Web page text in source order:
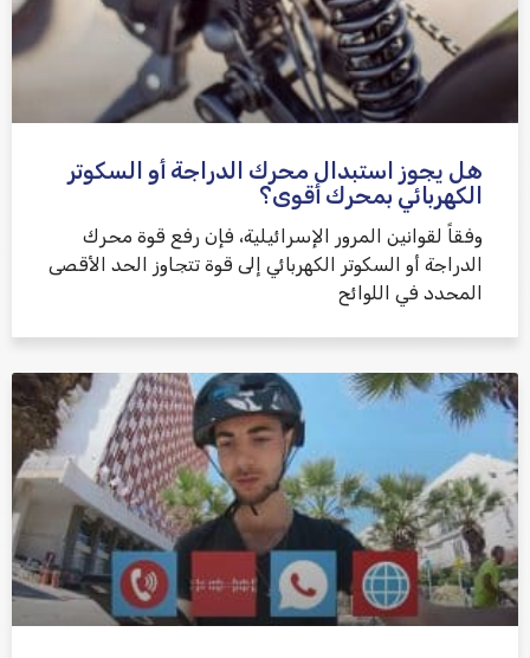
هل يجوز استبدال محرك الدراجة أو السكوتر
الكهربائي بمحرك أقوى؟
وفقاً لقوانين المرور الإسرائيلية، فإن رفع قوة محرك
الدراجة أو السكوتر الكهربائي إلى قوة تتجاوز الحد الأقصى
المحدد في اللوائح